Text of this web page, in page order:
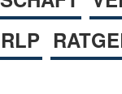
RLP